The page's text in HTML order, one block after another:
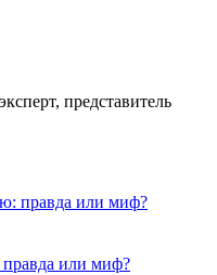
представитель
или миф?